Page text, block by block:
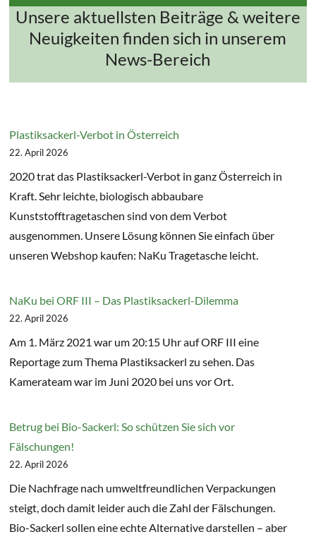
Unsere aktuellsten Beiträge & weitere
Neuigkeiten finden sich in unserem
News-Bereich
Plastiksackerl-Verbot in Österreich
22. April 2026
2020 trat das Plastiksackerl-Verbot in ganz Österreich in
Kraft. Sehr leichte, biologisch abbaubare
Kunststofftragetaschen sind von dem Verbot
ausgenommen. Unsere Lösung können Sie einfach über
unseren Webshop kaufen: NaKu Tragetasche leicht.
NaKu bei ORF III – Das Plastiksackerl-Dilemma
22. April 2026
Am 1. März 2021 war um 20:15 Uhr auf ORF III eine
Reportage zum Thema Plastiksackerl zu sehen. Das
Kamerateam war im Juni 2020 bei uns vor Ort.
Betrug bei Bio-Sackerl: So schützen Sie sich vor
Fälschungen!
22. April 2026
Die Nachfrage nach umweltfreundlichen Verpackungen
steigt, doch damit leider auch die Zahl der Fälschungen.
Bio-Sackerl sollen eine echte Alternative darstellen – aber